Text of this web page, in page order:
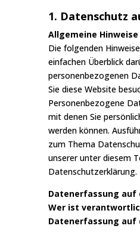
1. Datenschutz
Allgemeine Hinweise
Die folgenden
einfachen Überblick
personenbezogenen
Sie diese Website
Personenbezogene
mit denen Sie
werden können.
zum Thema
unserer unter diesem
Datenschutzerklärung.
Datenerfassung auf
Wer ist
Datenerfassung auf